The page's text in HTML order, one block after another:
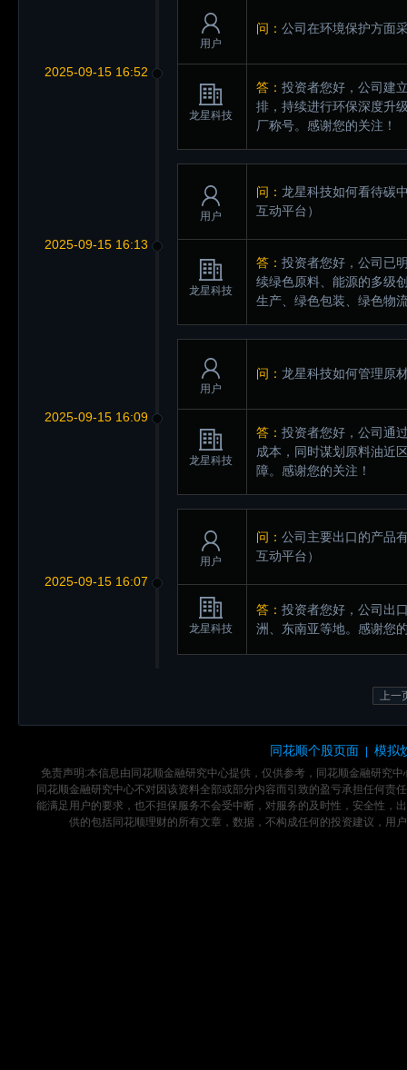
2025-09-15 16:52
用户
问： 公司在环境保护方面
龙星科技
答： 投资者您好，公司建
排，持续进行环保深度升
厂称号。感谢您的关注！
2025-09-15 16:13
用户
问： 龙星科技如何看待碳
互动平台）
龙星科技
答： 投资者您好，公司已
续绿色原料、能源的多级
生产、绿色包装、绿色物
2025-09-15 16:09
用户
问： 龙星科技如何管理原
龙星科技
答： 投资者您好，公司通
成本，同时谋划原料油近
障。感谢您的关注！
2025-09-15 16:07
用户
问： 公司主要出口的产品
互动平台）
龙星科技
答： 投资者您好，公司出
洲、东南亚等地。感谢您
上一
同花顺个股页面 模拟
免责声明:本信息由同花顺金融研究中心提供，仅供参考，同花顺金融研究
同花顺金融研究中心不对因该资料全部或部分内容而引致的盈亏承担任何
能满足用户的要求，也不担保服务不会受中断，对服务的及时性，安全性，
供的包括同花顺理财的所有文章，数据，不构成任何的投资建议，用